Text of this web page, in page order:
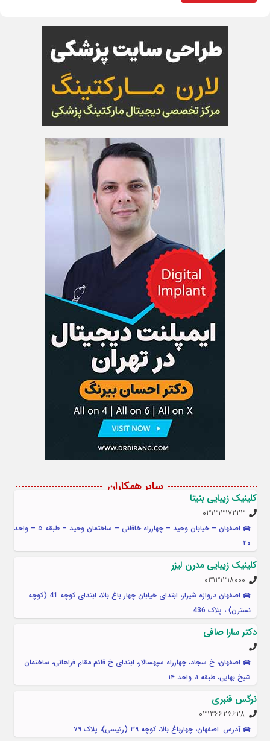
سایر همکاران
کلینیک زیبایی بنیتا
۰۳۱۳۱۳۱۷۲۲۳
اصفهان – خیابان وحید – چهارراه خاقانی – ساختمان وحید – طبقه ۵ – واحد
۲۰
کلینیک زیبایی مدرن لیزر
03131318000
اصفهان دروازه شیراز، ابتدای خیابان چهار باغ بالا، ابتدای کوچه 41 (کوچه
نسترن) ، پلاک 436
دکتر سارا صافی
اصفهان، خ سجاد، چهارراه سپهسالار، ابتدای خ قائم مقام فراهانی، ساختمان
شیخ بهایی، طبقه ۱، واحد ۱۴
نرگس قنبری
۰۳۱۳۶۶۲۵۶۲۸
آدرس: اصفهان، چهارباغ بالا، کوچه ۳۹ (رئیسی)، پلاک ۷۹